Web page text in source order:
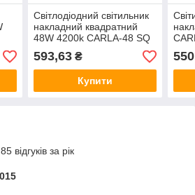
Світлодіодний світильник
накладний квадратний
48W 4200k CARLA-48 SQ
593,63₴
Купити
відгуків за рік